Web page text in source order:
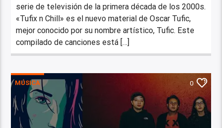
serie de televisión de la primera década de los 2000s.
«Tufix n Chill» es el nuevo material de Oscar Tufic,
mejor conocido por su nombre artístico, Tufic. Este
compilado de canciones está […]
MÚSICA 0